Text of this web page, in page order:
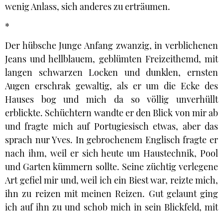
wenig Anlass, sich anderes zu erträumen.
*
Der hübsche Junge Anfang zwanzig, in verblichenen
Jeans und hellblauem, geblümten Freizeithemd, mit
langen schwarzen Locken und dunklen, ernsten
Augen erschrak gewaltig, als er um die Ecke des
Hauses bog und mich da so völlig unverhüllt
erblickte. Schüchtern wandte er den Blick von mir ab
und fragte mich auf Portugiesisch etwas, aber das
sprach nur Yves. In gebrochenem Englisch fragte er
nach ihm, weil er sich heute um Haustechnik, Pool
und Garten kümmern sollte. Seine züchtig verlegene
Art gefiel mir und, weil ich ein Biest war, reizte mich,
ihn zu reizen mit meinen Reizen. Gut gelaunt ging
ich auf ihn zu und schob mich in sein Blickfeld, mit